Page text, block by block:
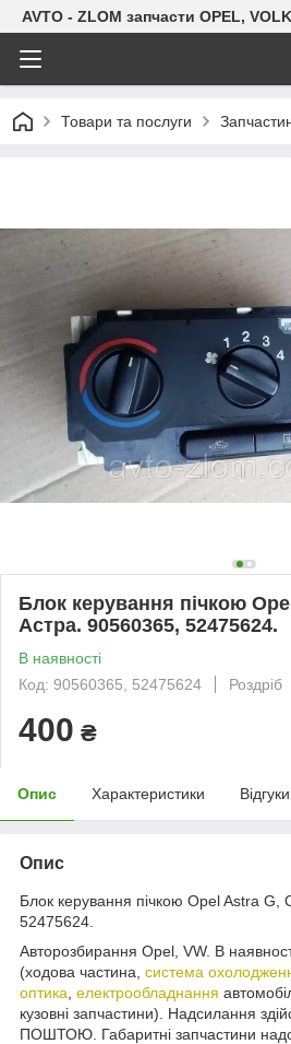
AVTO - ZLOM запчасти OPEL,
Товари та послуги
Блок керування пічкою
Астра. 90560365, 52475624.
В наявності
Код: 90560365, 52475624
Роздріб
400 ₴
Опис Характеристики
Опис
Блок керування пічкою Opel Astra G,
52475624.
Авторозбирання Opel, VW. В
(ходова частина, система
оптика електрообладнання
кузовні запчастини). Надсилання
ПОШТОЮ. Габаритні запчастини